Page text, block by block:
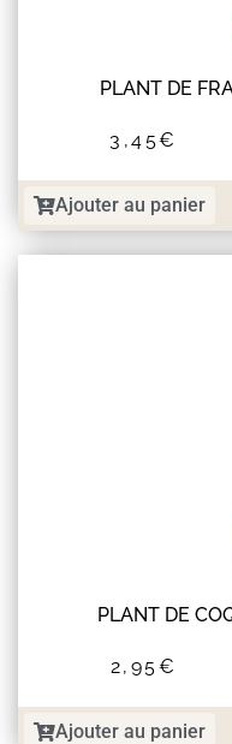
PLANT DE
3,45€
Ajouter au panier
PLANT DE
2,95€
Ajouter au panier